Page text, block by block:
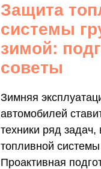
Защита
системы
зимой:
советы
Зимняя
автомобилей
техники ряд
топливной
Проактивная